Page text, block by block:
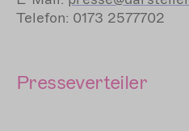
Telefon: 0173 2577702
Presseverteiler